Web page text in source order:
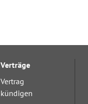
Verträge
Vertrag
kündigen